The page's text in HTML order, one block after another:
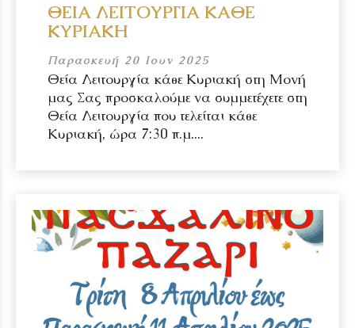
ΘΕΙΑ ΛΕΙΤΟΥΡΓΙΑ ΚΑΘΕ
ΚΥΡΙΑΚΗ
Παρασκευή 20 Ιουν 2025
Θεία Λειτουργία κάθε Κυριακή στη Μονή
μας Σας προσκαλούμε να συμμετέχετε στη
Θεία Λειτουργία που τελείται κάθε
Κυριακή, ώρα 7:30 π.μ....